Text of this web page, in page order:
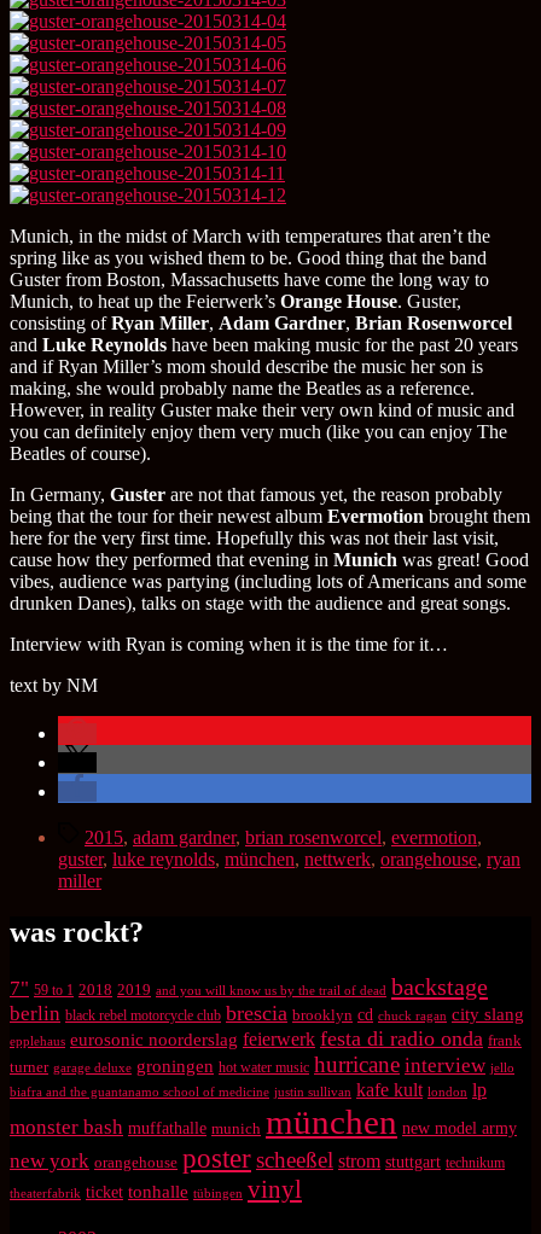
Munich, in the midst of March with temperatures that aren’t the
spring like as you wished them to be. Good thing that the band
Guster from Boston, Massachusetts have come the long way to
Munich, to heat up the Feierwerk’s Orange House. Guster,
consisting ofRyan Miller, Adam Gardner, Brian Rosenworcel
and Luke Reynolds have been making music for the past 20 years
and if Ryan Miller’s mom should describe the music her son is
making, she would probably name the Beatles as a reference.
However, in reality Guster make their very own kind of music and
you can definitely enjoy them very much (like you can enjoy The
Beatles of course).
In Germany, Guster are not that famous yet, the reason probably
being that the tour for their newest album Evermotion brought them
here for the very first time. Hopefully this was not their last visit,
cause how they performed that evening in Munich was great! Good
vibes, audience was partying (including lots of Americans and some
drunken Danes), talks on stage with the audience and great songs.
Interview with Ryan is coming when it is the time for it…
text by NM
Schlagwörter
2015, adam gardner, brian rosenworcel, evermotion,
guster, luke reynolds, münchen, nettwerk, orangehouse, ryan
miller
was rockt?
7" 59 to 1 2018 2019 and you will know us by the trail of dead backstage
berlin black rebel motorcycle club brescia brooklyn cd chuck ragan city slang
epplehaus eurosonic noorderslag feierwerk festa di radio onda frank
turner garage deluxe groningen hot water music hurricane interview jello
biafra and the guantanamo school of medicine justin sullivan kafe kult london lp
monster bash muffathalle munich münchen new model army
new york orangehouse posterscheeßel strom stuttgart technikum
theaterfabrik ticket tonhalle tübingen vinyl